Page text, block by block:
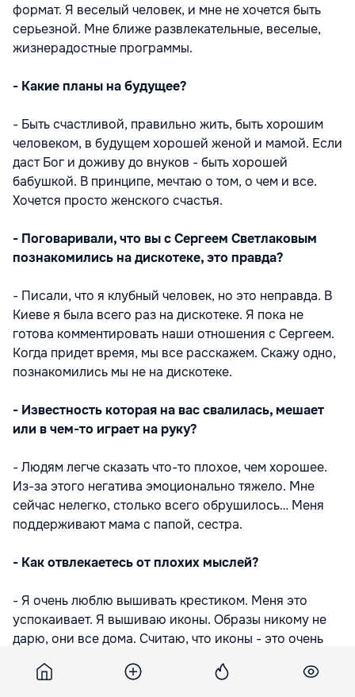
формат. Я веселый человек, и мне не хочется быть
серьезной. Мне ближе развлекательные, веселые,
жизнерадостные программы.
- Какие планы на будущее?
- Быть счастливой, правильно жить, быть хорошим
человеком, в будущем хорошей женой и мамой. Если
даст Бог и доживу до внуков - быть хорошей
бабушкой. В принципе, мечтаю о том, о чем и все.
Хочется просто женского счастья.
- Поговаривали, что вы с Сергеем Светлаковым
познакомились на дискотеке, это правда?
- Писали, что я клубный человек, но это неправда. В
Киеве я была всего раз на дискотеке. Я пока не
готова комментировать наши отношения с Сергеем.
Когда придет время, мы все расскажем. Скажу одно,
познакомились мы не на дискотеке.
- Известность которая на вас свалилась, мешает
или в чем-то играет на руку?
- Людям легче сказать что-то плохое, чем хорошее.
Из-за этого негатива эмоционально тяжело. Мне
сейчас нелегко, столько всего обрушилось… Меня
поддерживают мама с папой, сестра.
- Как отвлекаетесь от плохих мыслей?
- Я очень люблю вышивать крестиком. Меня это
успокаивает. Я вышиваю иконы. Образы никому не
дарю, они все дома. Считаю, что иконы - это очень
тем как начать вышивать, я прошу благословение у